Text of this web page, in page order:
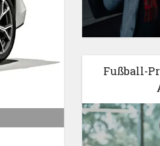
Fußball-